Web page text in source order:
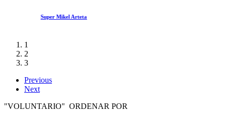
Super Mikel Arteta
1
2
3
Previous
Next
"VOLUNTARIO" ORDENAR POR